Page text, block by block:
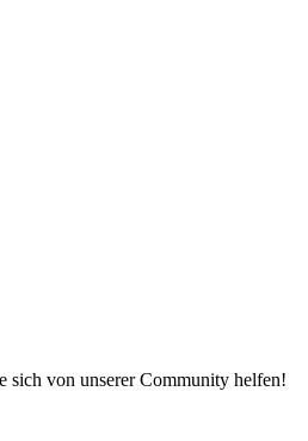
sich von unserer Community helfen!